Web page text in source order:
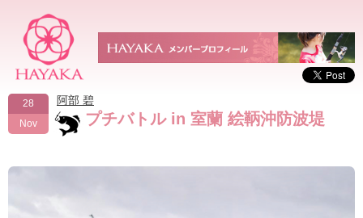
28
Nov
阿部 碧
プチバトル in 室蘭 絵鞆沖防波堤